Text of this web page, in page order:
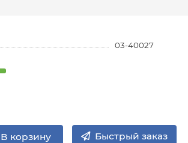
03-40027
В корзину Быстрый заказ